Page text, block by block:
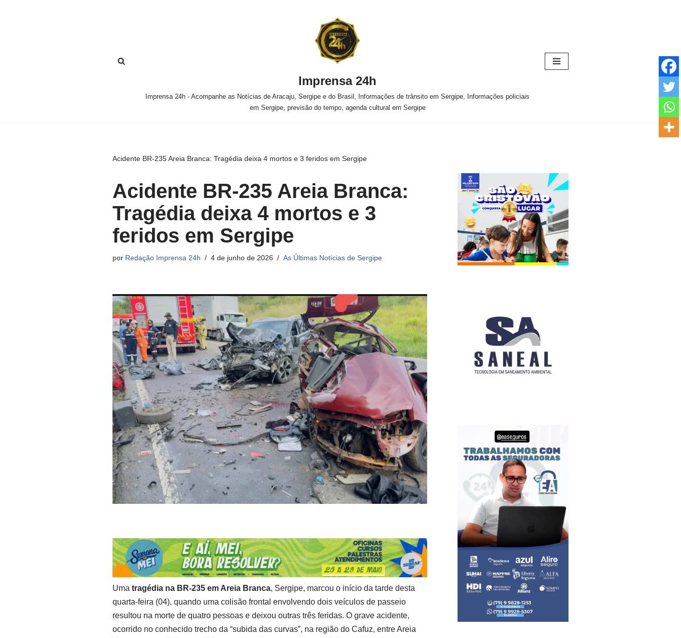
Imprensa 24h
Imprensa 24h - Acompanhe as Notícias de Aracaju, Sergipe e do Brasil, Informações de trânsito em Sergipe, Informações policiais
em Sergipe, previsão do tempo, agenda cultural em Sergipe
Acidente BR-235 Areia Branca: Tragédia deixa 4 mortos e 3 feridos em Sergipe
Acidente BR-235 Areia Branca:
Tragédia deixa 4 mortos e 3
feridos em Sergipe
por Redação Imprensa 24h 4 de junho de 2026 As Últimas Notícias de Sergipe
Uma tragédia na BR-235 em Areia Branca, Sergipe, marcou o início da tarde desta
quarta-feira (04), quando uma colisão frontal envolvendo dois veículos de passeio
resultou na morte de quatro pessoas e deixou outras três feridas. O grave acidente,
ocorrido no conhecido trecho da “subida das curvas”, na região do Cafuz, entre Areia